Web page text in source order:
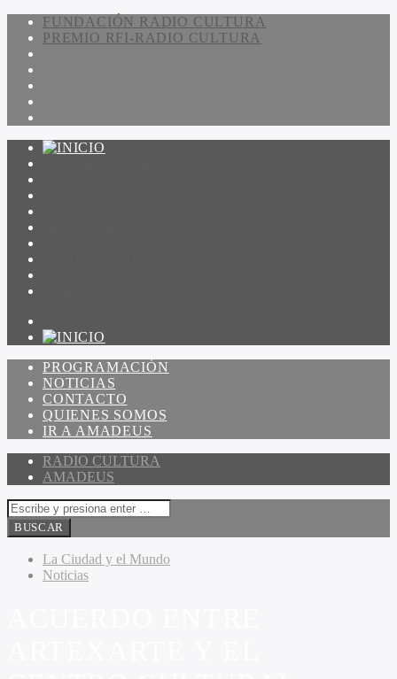
FUNDACIÓN RADIO CULTURA
PREMIO RFI-RADIO CULTURA
PROGRAMACIÓN
NOTICIAS
CONTACTO
QUIENES SOMOS
IR A AMADEUS
RADIO CULTURA
AMADEUS
La Ciudad y el Mundo
Noticias